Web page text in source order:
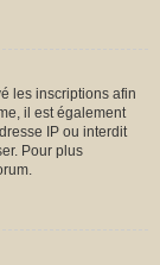
les inscriptions afin
il est également
IP ou interdit
Pour plus